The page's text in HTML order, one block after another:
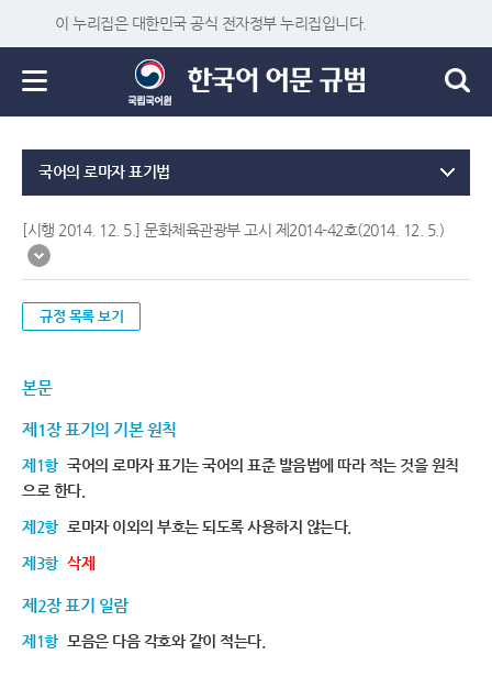
이 누리집은 대한민국 공식 전자정부 누리집입니다.
국어의 로마자 표기법
[시행 2014. 12. 5.] 문화체육관광부 고시 제2014-42호(2014. 12. 5.)
규정 목록 보기
본문
제1장 표기의 기본 원칙
제1항 국어의 로마자 표기는 국어의 표준 발음법에 따라 적는 것을 원칙
으로 한다.
제2항 로마자 이외의 부호는 되도록 사용하지 않는다.
제3항 삭제
제2장 표기 일람
제1항 모음은 다음 각호와 같이 적는다.